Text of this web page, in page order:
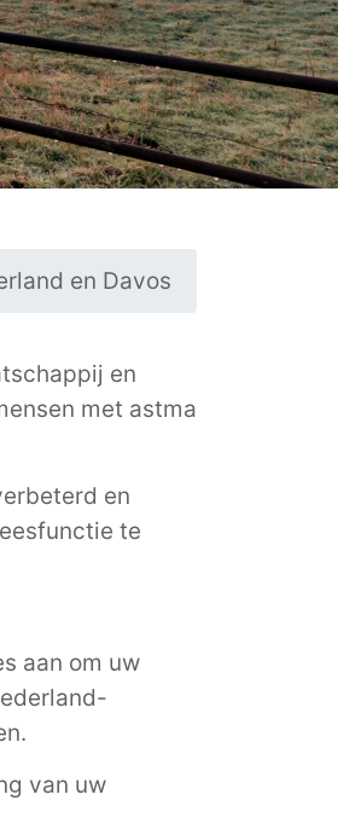
en Davos
en
met astma
en
te
aan om uw
van uw